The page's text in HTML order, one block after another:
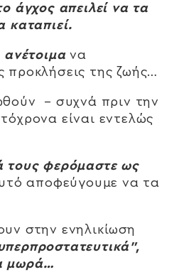
άγχος απειλεί να τα
καταπιεί.
ανέτοιμανα
προκλήσεις της ζωής…
– συχνά πριν την
είναι εντελώς
τους φερόμαστε ως
αποφεύγουμε να τα
στην ενηλικίωση
μωρά…